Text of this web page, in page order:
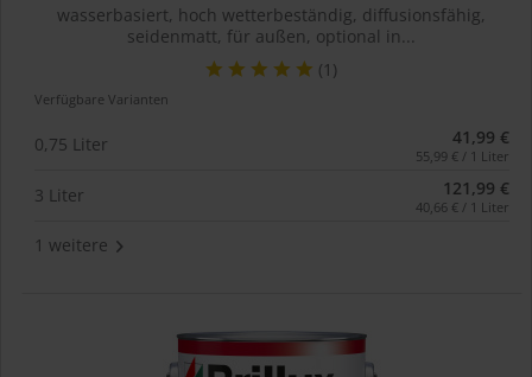
wasserbasiert, hoch wetterbeständig, diffusionsfähig,
seidenmatt, für außen, optional in...
(1)
Verfügbare Varianten
0,75 Liter 41,99 €
55,99 € / 1 Liter
3 Liter 121,99 €
40,66 € / 1 Liter
1 weitere